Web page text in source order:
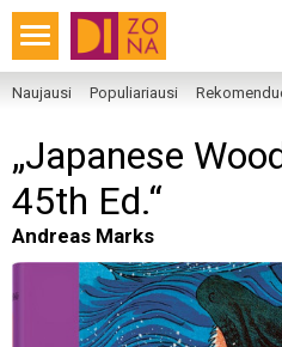
Naujausi Populiariausi
„Japanese
45th Ed.“
Andreas Marks